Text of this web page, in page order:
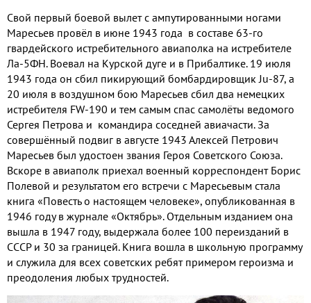
Свой первый боевой вылет с ампутированными ногами
Маресьев провёл в июне 1943 года в составе 63-го
гвардейского истребительного авиаполка на истребителе
Ла-5ФН. Воевал на Курской дуге и в Прибалтике. 19 июля
1943 года он сбил пикирующий бомбардировщик Ju-87, а
20 июля в воздушном бою Маресьев сбил два немецких
истребителя FW-190 и тем самым спас самолёты ведомого
Сергея Петрова и командира соседней авиачасти. За
совершённый подвиг в августе 1943 Алексей Петрович
Маресьев был удостоен звания Героя Советского Союза.
Вскоре в авиаполк приехал военный корреспондент Борис
Полевой и результатом его встречи с Маресьевым стала
книга «Повесть о настоящем человеке», опубликованная в
1946 году в журнале «Октябрь». Отдельным изданием она
вышла в 1947 году, выдержала более 100 переизданий в
СССР и 30 за границей. Книга вошла в школьную программу
и служила для всех советских ребят примером героизма и
преодоления любых трудностей.